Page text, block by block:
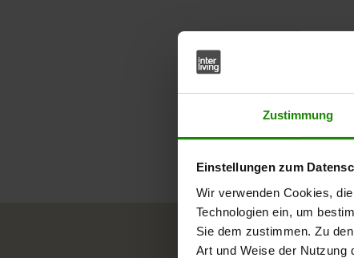
Zustimmung
Einstellungen zum
Wir verwenden Cookies,
Technologien ein, um
Sie dem zustimmen. Zu
Art und Weise der Nutzung